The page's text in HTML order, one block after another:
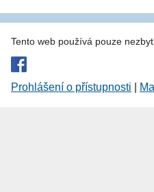
Tento web používá pouze
Prohlášení o přístupnosti